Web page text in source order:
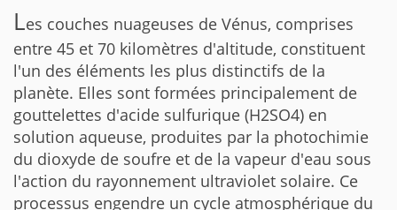
Les couches nuageuses de Vénus, comprises
entre 45 et 70 kilomètres d'altitude, constituent
l'un des éléments les plus distinctifs de la
planète. Elles sont formées principalement de
gouttelettes d'acide sulfurique (H2SO4) en
solution aqueuse, produites par la photochimie
du dioxyde de soufre et de la vapeur d'eau sous
l'action du rayonnement ultraviolet solaire. Ce
processus engendre un cycle atmosphérique du